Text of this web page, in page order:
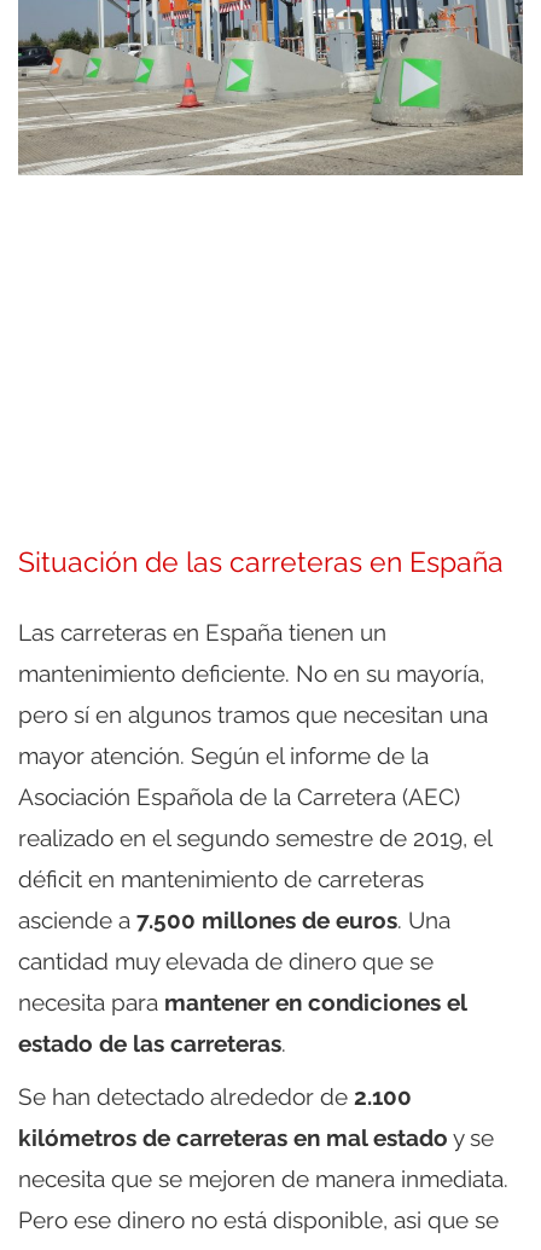
Situación de las carreteras en España
Las carreteras en España tienen un
mantenimiento deficiente. No en su mayoría,
pero sí en algunos tramos que necesitan una
mayor atención. Según el informe de la
Asociación Española de la Carretera (AEC)
realizado en el segundo semestre de 2019, el
déficit en mantenimiento de carreteras
asciende a 7.500 millones de euros. Una
cantidad muy elevada de dinero que se
necesita para mantener en condiciones el
estado de las carreteras.
Se han detectado alrededor de 2.100
kilómetros de carreteras en mal estado y se
necesita que se mejoren de manera inmediata.
Pero ese dinero no está disponible, asi que se